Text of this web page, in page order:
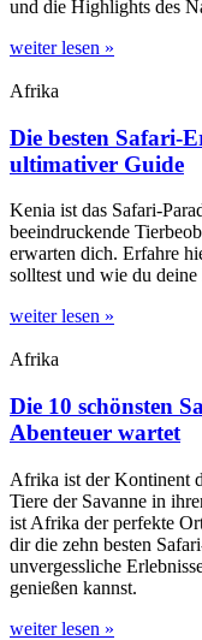
und die Highlights des
weiter lesen »
Afrika
Die besten Safari-
ultimativer Guide
Kenia ist das Safari-
beeindruckende
erwarten dich. Erfahre
solltest und wie du
weiter lesen »
Afrika
Die 10 schönsten
Abenteuer wartet
Afrika ist der Kontinent
Tiere der Savanne in
ist Afrika der perfekte
dir die zehn besten
unvergessliche
genießen kannst.
weiter lesen »